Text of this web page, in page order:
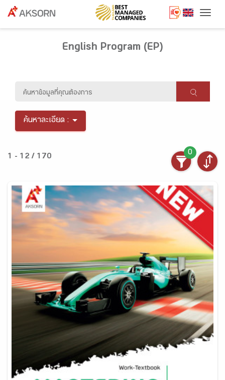
English Program (EP)
ค้นหาละเอียด :
1 - 12 / 170
0